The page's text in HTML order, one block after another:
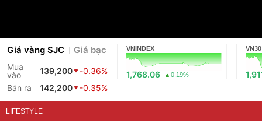
Giá vàng SJC Giá bạc
Mua
vào
139,200
-0.36%
Bán ra
142,200 -0.35%
VNINDEX
1,768.06 0.19%
VN30
LIFESTYLE